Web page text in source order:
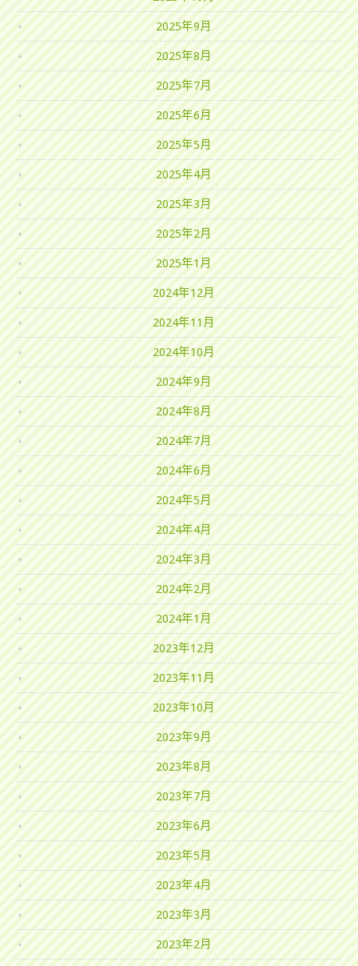
2025年9月
2025年8月
2025年7月
2025年6月
2025年5月
2025年4月
2025年3月
2025年2月
2025年1月
2024年12月
2024年11月
2024年10月
2024年9月
2024年8月
2024年7月
2024年6月
2024年5月
2024年4月
2024年3月
2024年2月
2024年1月
2023年12月
2023年11月
2023年10月
2023年9月
2023年8月
2023年7月
2023年6月
2023年5月
2023年4月
2023年3月
2023年2月